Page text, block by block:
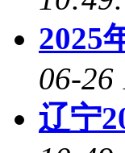
2025
06-26
辽宁